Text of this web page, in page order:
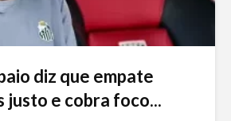
diz que empate
justo e cobra foco...